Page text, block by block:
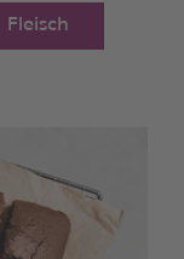
Fleisch